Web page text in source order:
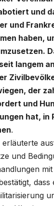
und
und
haben,
langem
der
und
hat, in
.
erläuterte
und
dass